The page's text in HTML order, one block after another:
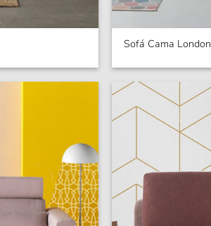
Sofá Cama London